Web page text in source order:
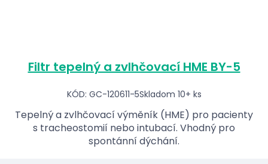
Filtr tepelný a zvlhčovací HME BY-5
KÓD: GC-120611-5Skladom 10+ ks
Tepelný a zvlhčovací výměník (HME) pro pacienty
s tracheostomií nebo intubací. Vhodný pro
spontánní dýchání.